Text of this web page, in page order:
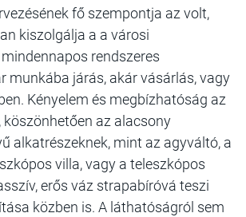
fő szempontja az volt,
kiszolgálja a a városi
rendszeres
munkába járás, akár vásárlás, vagy
Kényelem és megbízhatóság az
köszönhetően az alacsony
alkatrészeknek, mint az agyváltó, a
villa, vagy a teleszkópos
erős váz strapabíróvá teszi
közben is. A láthatóságról sem